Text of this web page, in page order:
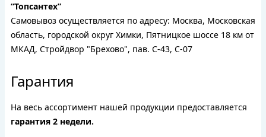
“Топсантех”
Самовывоз осуществляется по адресу: Москва, Московская
область, городской округ Химки, Пятницкое шоссе 18 км от
МКАД, Стройдвор "Брехово", пав. С-43, С-07
Гарантия
На весь ассортимент нашей продукции предоставляется
гарантия 2 недели.